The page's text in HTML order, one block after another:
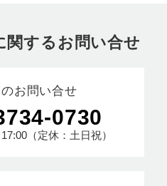
関するお問い合せ
お問い合せ
0730
（定休：土日祝）